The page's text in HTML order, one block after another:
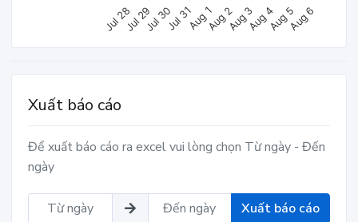
Jul 28Jul 29Jul 30Jul 31Aug 1Aug 2Aug 3Aug 4Aug 5Aug 6
Xuất báo cáo
Để xuất báo cáo ra excel vui lòng chọn Từ ngày - Đến
ngày
Xuất báo cáo